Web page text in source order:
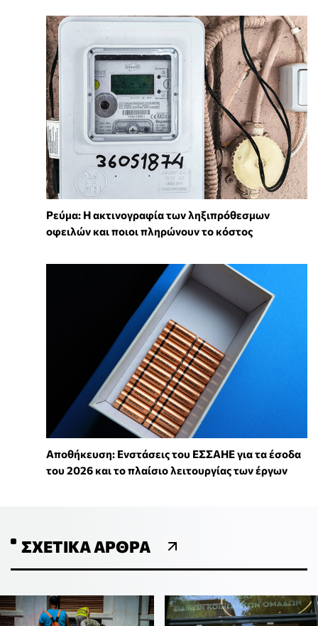
Ρεύμα: Η ακτινογραφία των ληξιπρόθεσμων
οφειλών και ποιοι πληρώνουν το κόστος
Αποθήκευση: Ενστάσεις του ΕΣΣΑΗΕ για τα έσοδα
του 2026 και το πλαίσιο λειτουργίας των έργων
ΣΧΕΤΙΚΆ ΆΡΘΡΑ